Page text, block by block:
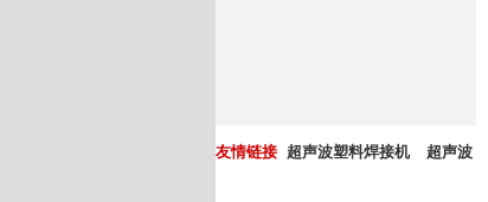
友情链接 超声波塑料焊接机 超声波